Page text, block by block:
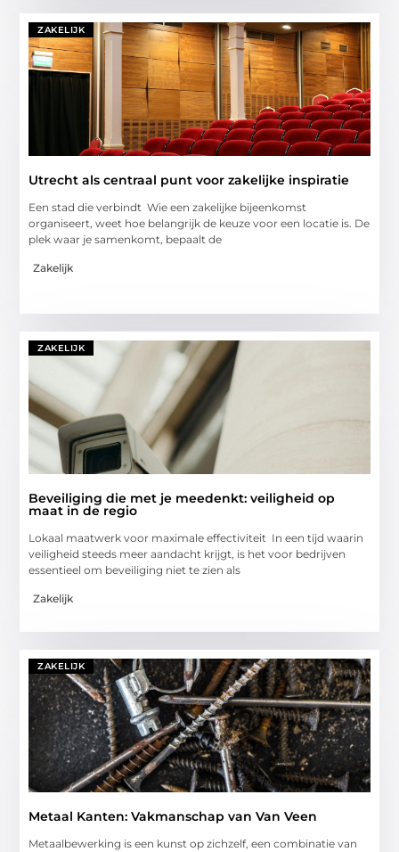
ZAKELIJK
Utrecht als centraal punt voor zakelijke inspiratie
Een stad die verbindt Wie een zakelijke bijeenkomst
organiseert, weet hoe belangrijk de keuze voor een locatie is. De
plek waar je samenkomt, bepaalt de
Zakelijk
ZAKELIJK
Beveiliging die met je meedenkt: veiligheid op
maat in de regio
Lokaal maatwerk voor maximale effectiviteit In een tijd waarin
veiligheid steeds meer aandacht krijgt, is het voor bedrijven
essentieel om beveiliging niet te zien als
Zakelijk
ZAKELIJK
Metaal Kanten: Vakmanschap van Van Veen
Metaalbewerking is een kunst op zichzelf, een combinatie van